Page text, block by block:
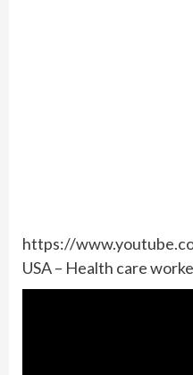
https://
USA – Health care